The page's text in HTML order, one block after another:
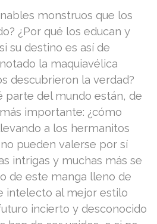
monstruos que los
¿Por qué los educan y
su destino es así de
la maquiavélica
descubrieron la verdad?
parte del mundo están, de
importante: ¿cómo
a los hermanitos
pueden valerse por sí
intrigas y muchas más se
de este manga lleno de
intelecto al mejor estilo
incierto y desconocido